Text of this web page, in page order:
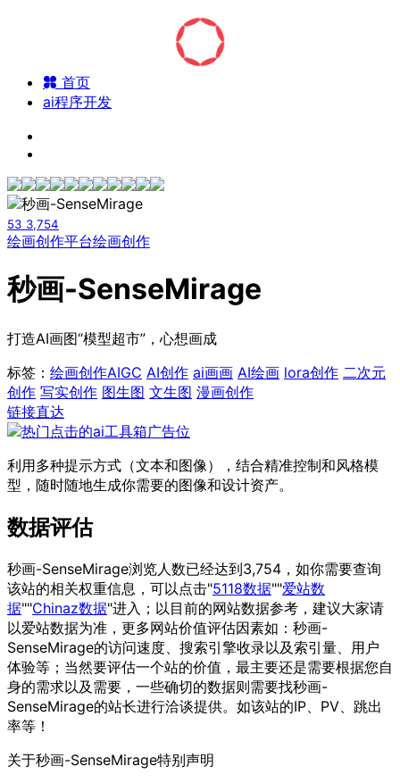
首页
ai程序开发
53 3,754
绘画创作平台绘画创作
秒画-SenseMirage
打造AI画图“模型超市”，心想画成
标签： 绘画创作AIGC AI创作 ai画画 AI绘画 lora创作 二次元
创作 写实创作 图生图 文生图 漫画创作
链接直达
利用多种提示方式（文本和图像），结合精准控制和风格模
型，随时随地生成你需要的图像和设计资产。
数据评估
秒画-SenseMirage浏览人数已经达到3,754，如你需要查询
该站的相关权重信息，可以点击"5118数据""爱站数
据""Chinaz数据"进入；以目前的网站数据参考，建议大家请
以爱站数据为准，更多网站价值评估因素如：秒画-
SenseMirage的访问速度、搜索引擎收录以及索引量、用户
体验等；当然要评估一个站的价值，最主要还是需要根据您自
身的需求以及需要，一些确切的数据则需要找秒画-
SenseMirage的站长进行洽谈提供。如该站的IP、PV、跳出
率等！
关于秒画-SenseMirage特别声明